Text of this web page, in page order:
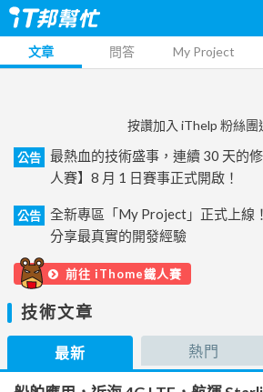
文章 問答 My Project
按讚加入 iThelp 粉絲團
公告
最熱血的技術盛事，連續 30 天的
人賽】8 月 1 日賽事正式開啟！
公告
全新專區「My Project」正式上線
分享最真實的開發經驗
前往 iThome鐵人賽
技術文章
最新 熱門